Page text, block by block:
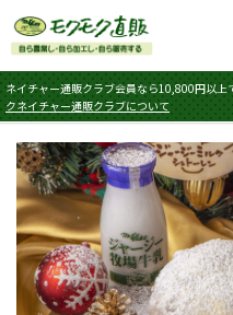
ネイチャー通販クラブ会員なら10,800円以上
クネイチャー通販クラブについて